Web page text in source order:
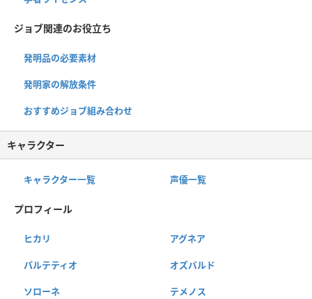
ジョブ関連のお役立ち
発明品の必要素材
発明家の解放条件
おすすめジョブ組み合わせ
キャラクター
キャラクター一覧 声優一覧
プロフィール
ヒカリ アグネア
パルテティオ オズバルド
ソローネ テメノス